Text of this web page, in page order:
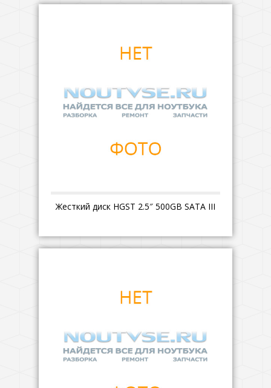
5
Жесткий диск HGST 2.5″ 500GB SATA III